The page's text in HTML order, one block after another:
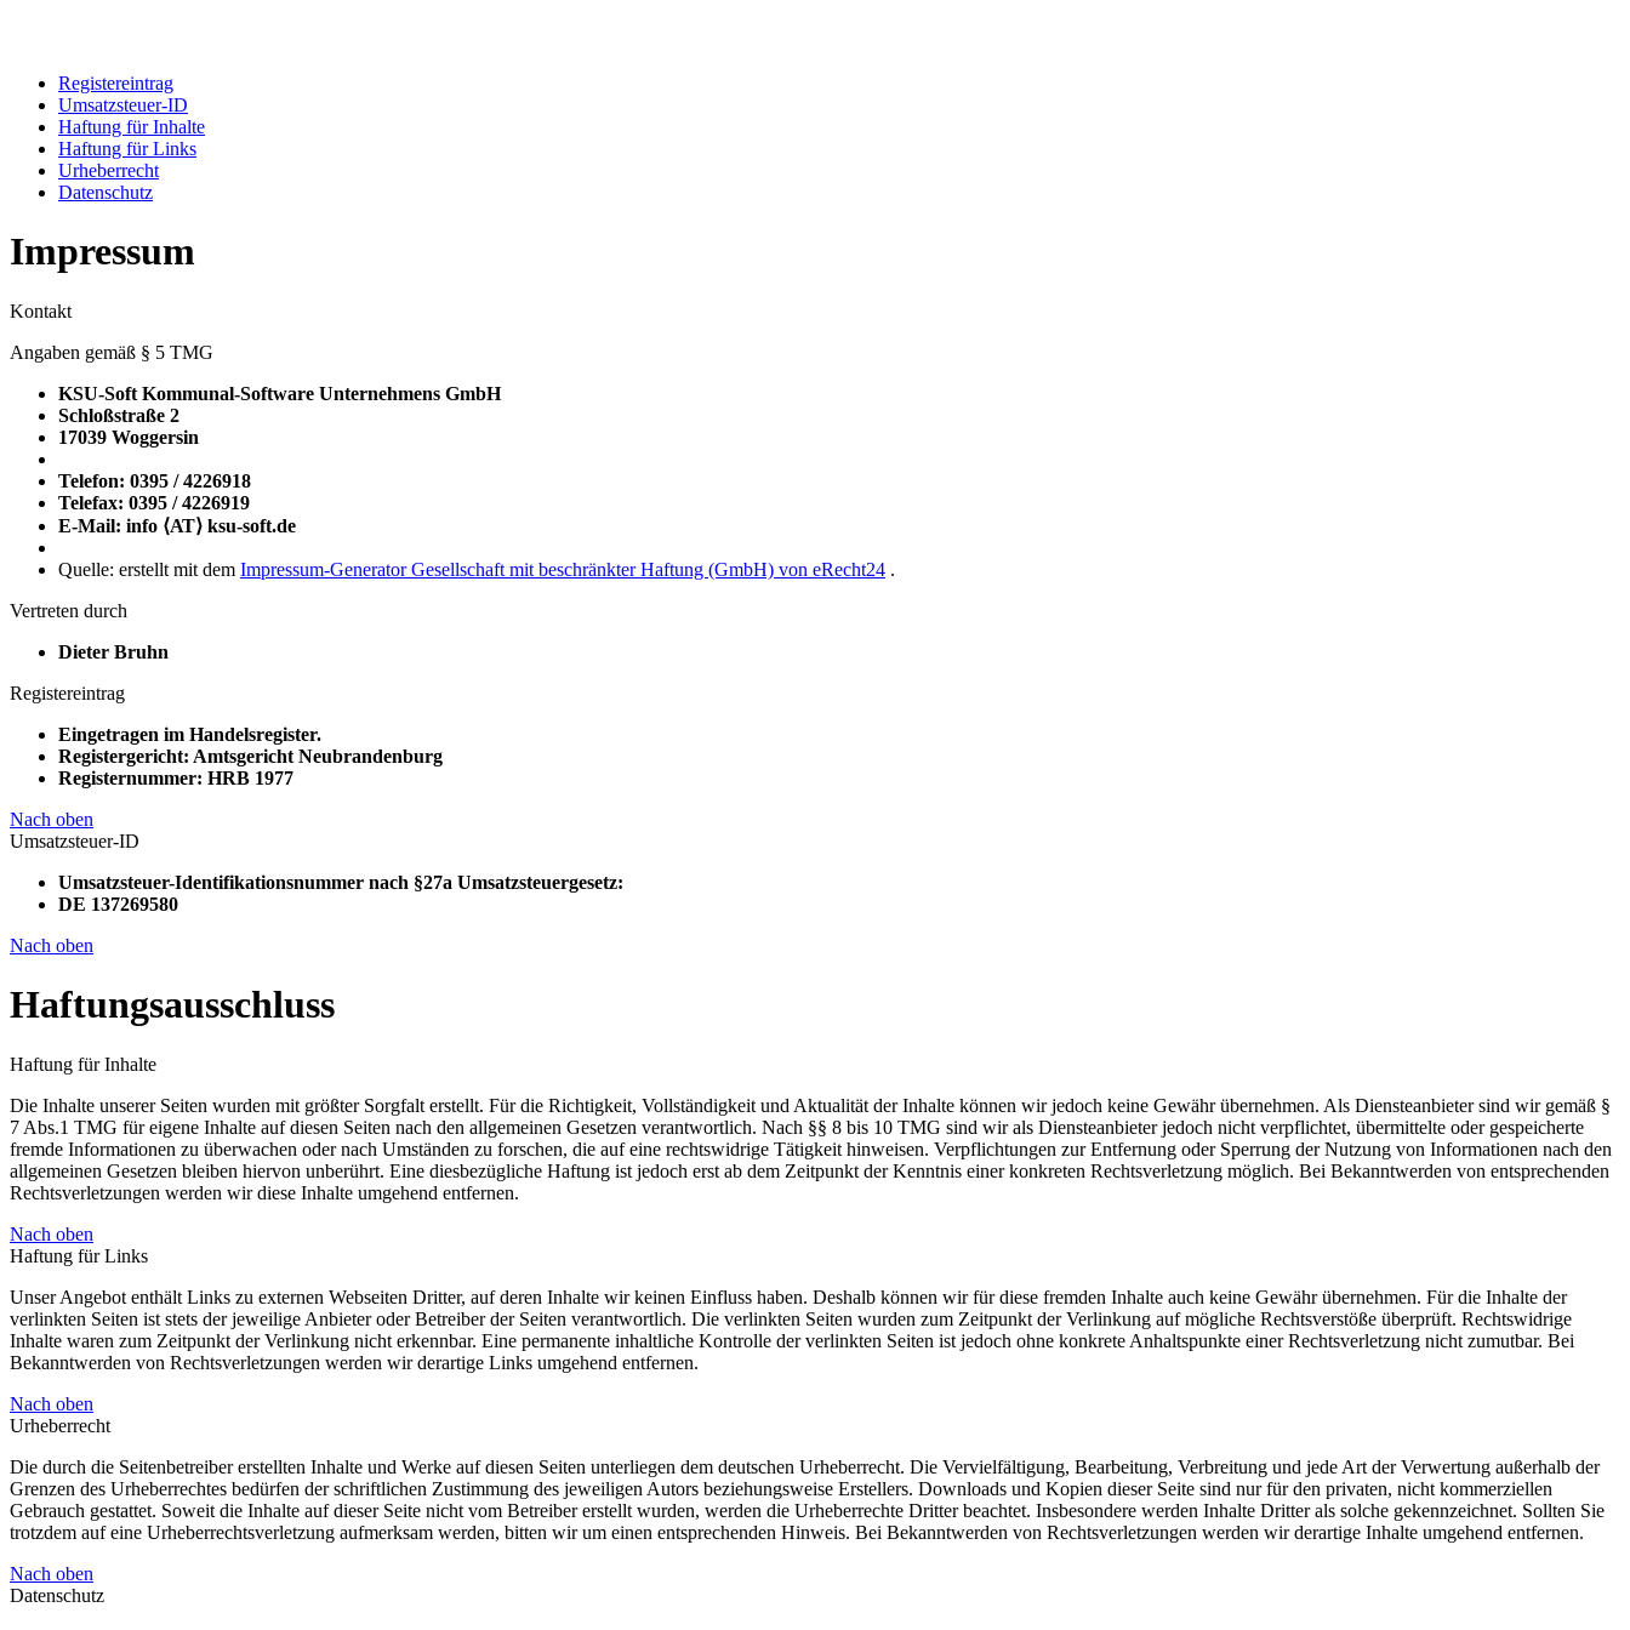
Registereintrag
Umsatzsteuer-ID
Haftung für Inhalte
Haftung für Links
Urheberrecht
Datenschutz
Impressum
Kontakt
Angaben gemäß § 5 TMG
KSU-Soft Kommunal-Software Unternehmens GmbH
Schloßstraße 2
17039 Woggersin
Telefon: 0395 / 4226918
Telefax: 0395 / 4226919
E-Mail: info ⟨ΑΤ⟩ ksu-soft.de
Quelle: erstellt mit dem Impressum-Generator Gesellschaft mit beschränkter Haftung (GmbH) von eRecht24 .
Vertreten durch
Dieter Bruhn
Registereintrag
Eingetragen im Handelsregister.
Registergericht: Amtsgericht Neubrandenburg
Registernummer: HRB 1977
Nach oben
Umsatzsteuer-ID
Umsatzsteuer-Identifikationsnummer nach §27a Umsatzsteuergesetz:
DE 137269580
Nach oben
Haftungsausschluss
Haftung für Inhalte
Die Inhalte unserer Seiten wurden mit größter Sorgfalt erstellt. Für die Richtigkeit, Vollständigkeit und Aktualität der Inhalte können wir jedoch keine Gewähr übernehmen. Als Diensteanbieter sind wir gemäß §
7 Abs.1 TMG für eigene Inhalte auf diesen Seiten nach den allgemeinen Gesetzen verantwortlich. Nach §§ 8 bis 10 TMG sind wir als Diensteanbieter jedoch nicht verpflichtet, übermittelte oder gespeicherte
fremde Informationen zu überwachen oder nach Umständen zu forschen, die auf eine rechtswidrige Tätigkeit hinweisen. Verpflichtungen zur Entfernung oder Sperrung der Nutzung von Informationen nach den
allgemeinen Gesetzen bleiben hiervon unberührt. Eine diesbezügliche Haftung ist jedoch erst ab dem Zeitpunkt der Kenntnis einer konkreten Rechtsverletzung möglich. Bei Bekanntwerden von entsprechenden
Rechtsverletzungen werden wir diese Inhalte umgehend entfernen.
Nach oben
Haftung für Links
Unser Angebot enthält Links zu externen Webseiten Dritter, auf deren Inhalte wir keinen Einfluss haben. Deshalb können wir für diese fremden Inhalte auch keine Gewähr übernehmen. Für die Inhalte der
verlinkten Seiten ist stets der jeweilige Anbieter oder Betreiber der Seiten verantwortlich. Die verlinkten Seiten wurden zum Zeitpunkt der Verlinkung auf mögliche Rechtsverstöße überprüft. Rechtswidrige
Inhalte waren zum Zeitpunkt der Verlinkung nicht erkennbar. Eine permanente inhaltliche Kontrolle der verlinkten Seiten ist jedoch ohne konkrete Anhaltspunkte einer Rechtsverletzung nicht zumutbar. Bei
Bekanntwerden von Rechtsverletzungen werden wir derartige Links umgehend entfernen.
Nach oben
Urheberrecht
Die durch die Seitenbetreiber erstellten Inhalte und Werke auf diesen Seiten unterliegen dem deutschen Urheberrecht. Die Vervielfältigung, Bearbeitung, Verbreitung und jede Art der Verwertung außerhalb der
Grenzen des Urheberrechtes bedürfen der schriftlichen Zustimmung des jeweiligen Autors beziehungsweise Erstellers. Downloads und Kopien dieser Seite sind nur für den privaten, nicht kommerziellen
Gebrauch gestattet. Soweit die Inhalte auf dieser Seite nicht vom Betreiber erstellt wurden, werden die Urheberrechte Dritter beachtet. Insbesondere werden Inhalte Dritter als solche gekennzeichnet. Sollten Sie
trotzdem auf eine Urheberrechtsverletzung aufmerksam werden, bitten wir um einen entsprechenden Hinweis. Bei Bekanntwerden von Rechtsverletzungen werden wir derartige Inhalte umgehend entfernen.
Nach oben
Datenschutz